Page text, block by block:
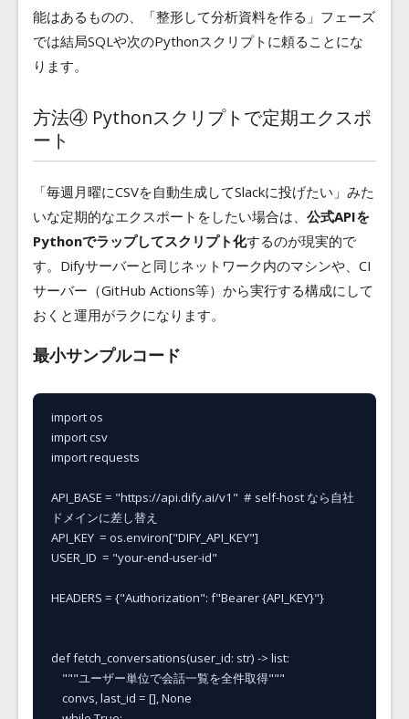
能はあるものの、「整形して分析資料を作る」フェーズ
では結局SQLや次のPythonスクリプトに頼ることにな
ります。
方法④ Pythonスクリプトで定期エクスポ
ート
「毎週月曜にCSVを自動生成してSlackに投げたい」みた
いな定期的なエクスポートをしたい場合は、 公式APIを
Pythonでラップしてスクリプト化するのが現実的で
す。Difyサーバーと同じネットワーク内のマシンや、CI
サーバー（GitHub Actions等）から実行する構成にして
おくと運用がラクになります。
最小サンプルコード
import os
import csv
import requests
API_BASE = "https://api.dify.ai/v1"  # self-host なら自社
ドメインに差し替え
API_KEY  = os.environ["DIFY_API_KEY"]
USER_ID  = "your-end-user-id"
HEADERS = {"Authorization": f"Bearer {API_KEY}"}
def fetch_conversations(user_id: str) -> list: